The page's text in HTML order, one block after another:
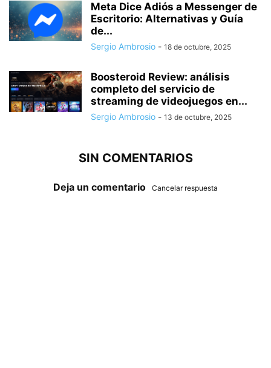
Meta Dice Adiós a Messenger de
Escritorio: Alternativas y Guía
de...
Sergio Ambrosio - 18 de octubre, 2025
Boosteroid Review: análisis
completo del servicio de
streaming de videojuegos en...
Sergio Ambrosio - 13 de octubre, 2025
SIN COMENTARIOS
Deja un comentario Cancelar respuesta